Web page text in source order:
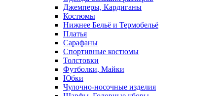
Джемперы, Кардиганы
Костюмы
Нижнее Бельё и Термобельё
Платья
Сарафаны
Спортивные костюмы
Толстовки
Футболки, Майки
Юбки
Чулочно-носочные изделия